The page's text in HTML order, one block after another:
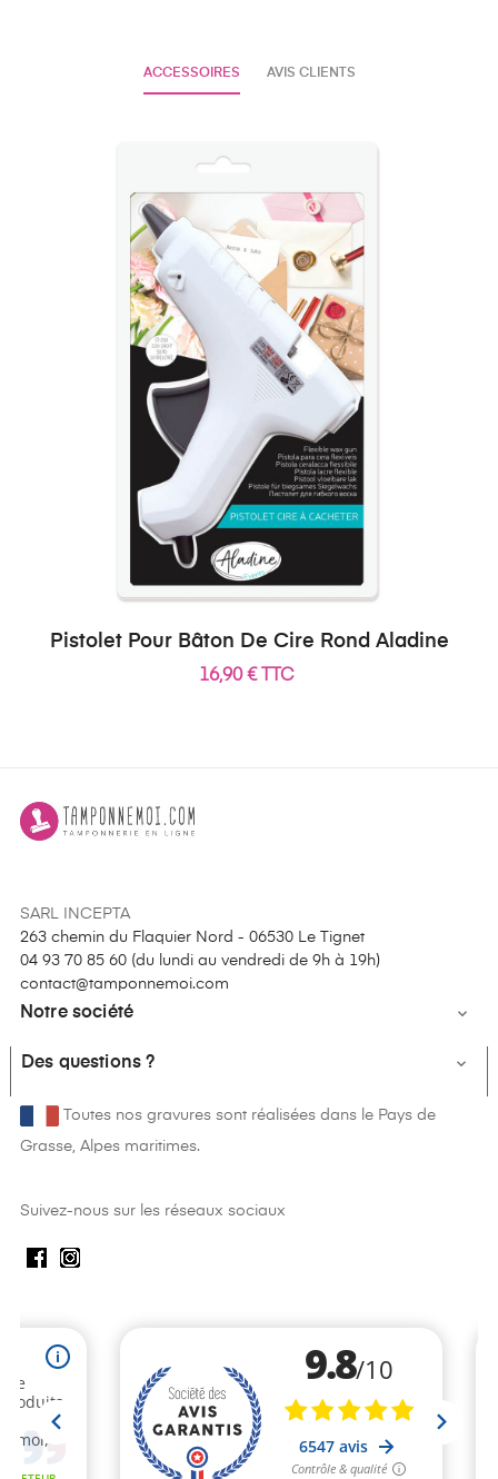
ACCESSOIRES AVIS CLIENTS
Pistolet Pour Bâton De Cire Rond Aladine
16,90 € TTC
SARL INCEPTA
263 chemin du Flaquier Nord - 06530 Le Tignet
04 93 70 85 60 (du lundi au vendredi de 9h à 19h)
contact@tamponnemoi.com
Notre société 
Des questions ? 
Toutes nos gravures sont réalisées dans le Pays de
Grasse, Alpes maritimes.
Suivez-nous sur les réseaux sociaux